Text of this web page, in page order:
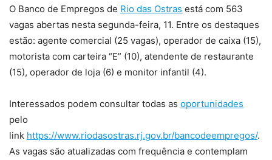
O Banco de Empregos de Rio das Ostras está com 563
vagas abertas nesta segunda-feira, 11. Entre os destaques
estão: agente comercial (25 vagas), operador de caixa (15),
motorista com carteira “E” (10), atendente de restaurante
(15), operador de loja (6) e monitor infantil (4).
Interessados podem consultar todas as oportunidades
pelo
link https://www.riodasostras.rj.gov.br/bancodeempregos/.
As vagas são atualizadas com frequência e contemplam